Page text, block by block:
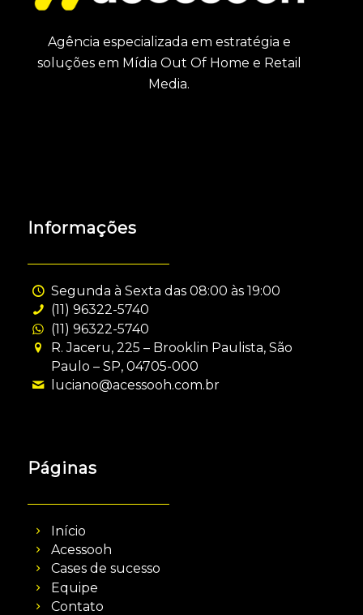
Agência especializada em estratégia e
soluções em Mídia Out Of Home e Retail
Media.
Informações
Segunda à Sexta das 08:00 às 19:00
(11) 96322-5740
(11) 96322-5740
R. Jaceru, 225 – Brooklin Paulista, São
Paulo – SP, 04705-000
luciano@acessooh.com.br
Páginas
Início
Acessooh
Cases de sucesso
Equipe
Contato